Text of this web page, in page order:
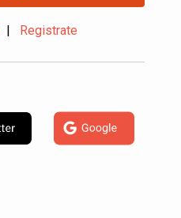
Registrate